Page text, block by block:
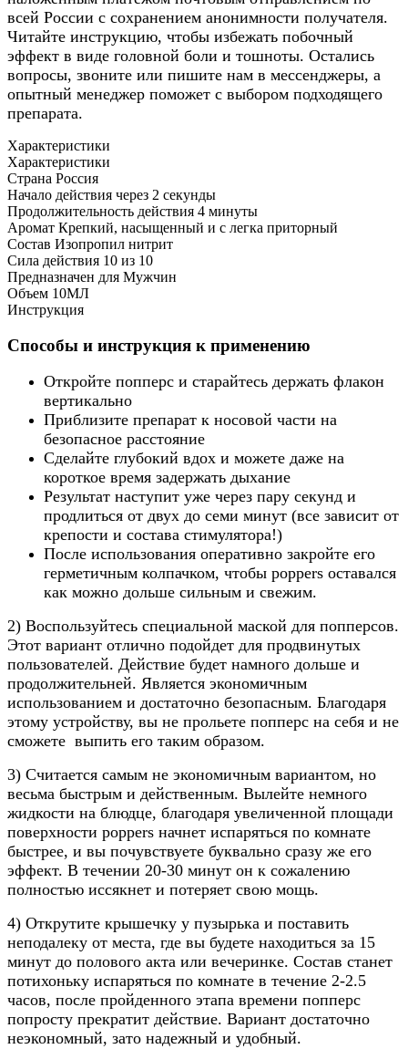
всей России с сохранением анонимности получателя.
Читайте инструкцию, чтобы избежать побочный
эффект в виде головной боли и тошноты. Остались
вопросы, звоните или пишите нам в мессенджеры, а
опытный менеджер поможет с выбором подходящего
препарата.
Характеристики
Характеристики
Страна Россия
Начало действия через 2 секунды
Продолжительность действия 4 минуты
Аромат Крепкий, насыщенный и с легка приторный
Состав Изопропил нитрит
Сила действия 10 из 10
Предназначен для Мужчин
Объем 10МЛ
Инструкция
Способы и инструкция к применению
Откройте попперс и старайтесь держать флакон
вертикально
Приблизите препарат к носовой части на
безопасное расстояние
Сделайте глубокий вдох и можете даже на
короткое время задержать дыхание
Результат наступит уже через пару секунд и
продлиться от двух до семи минут (все зависит от
крепости и состава стимулятора!)
После использования оперативно закройте его
герметичным колпачком, чтобы poppers оставался
как можно дольше сильным и свежим.
2) Воспользуйтесь специальной маской для попперсов.
Этот вариант отлично подойдет для продвинутых
пользователей. Действие будет намного дольше и
продолжительней. Является экономичным
использованием и достаточно безопасным. Благодаря
этому устройству, вы не прольете попперс на себя и не
сможете выпить его таким образом.
3) Считается самым не экономичным вариантом, но
весьма быстрым и действенным. Вылейте немного
жидкости на блюдце, благодаря увеличенной площади
поверхности poppers начнет испаряться по комнате
быстрее, и вы почувствуете буквально сразу же его
эффект. В течении 20-30 минут он к сожалению
полностью иссякнет и потеряет свою мощь.
4) Открутите крышечку у пузырька и поставить
неподалеку от места, где вы будете находиться за 15
минут до полового акта или вечеринке. Состав станет
потихоньку испаряться по комнате в течение 2-2.5
часов, после пройденного этапа времени попперс
попросту прекратит действие. Вариант достаточно
неэкономный, зато надежный и удобный.